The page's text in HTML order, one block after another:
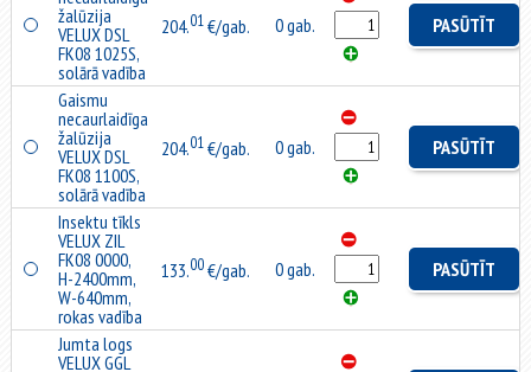
žalūzija
VELUX DSL
FK08 1025S,
solārā vadība
204.01€/gab. 0 gab. PASŪTĪT
Gaismu
necaurlaidīga
žalūzija
VELUX DSL
FK08 1100S,
solārā vadība
204.01€/gab. 0 gab. PASŪTĪT
Insektu tīkls
VELUX ZIL
FK08 0000,
H-2400mm,
W-640mm,
rokas vadība
133.00€/gab. 0 gab. PASŪTĪT
Jumta logs
VELUX GGL